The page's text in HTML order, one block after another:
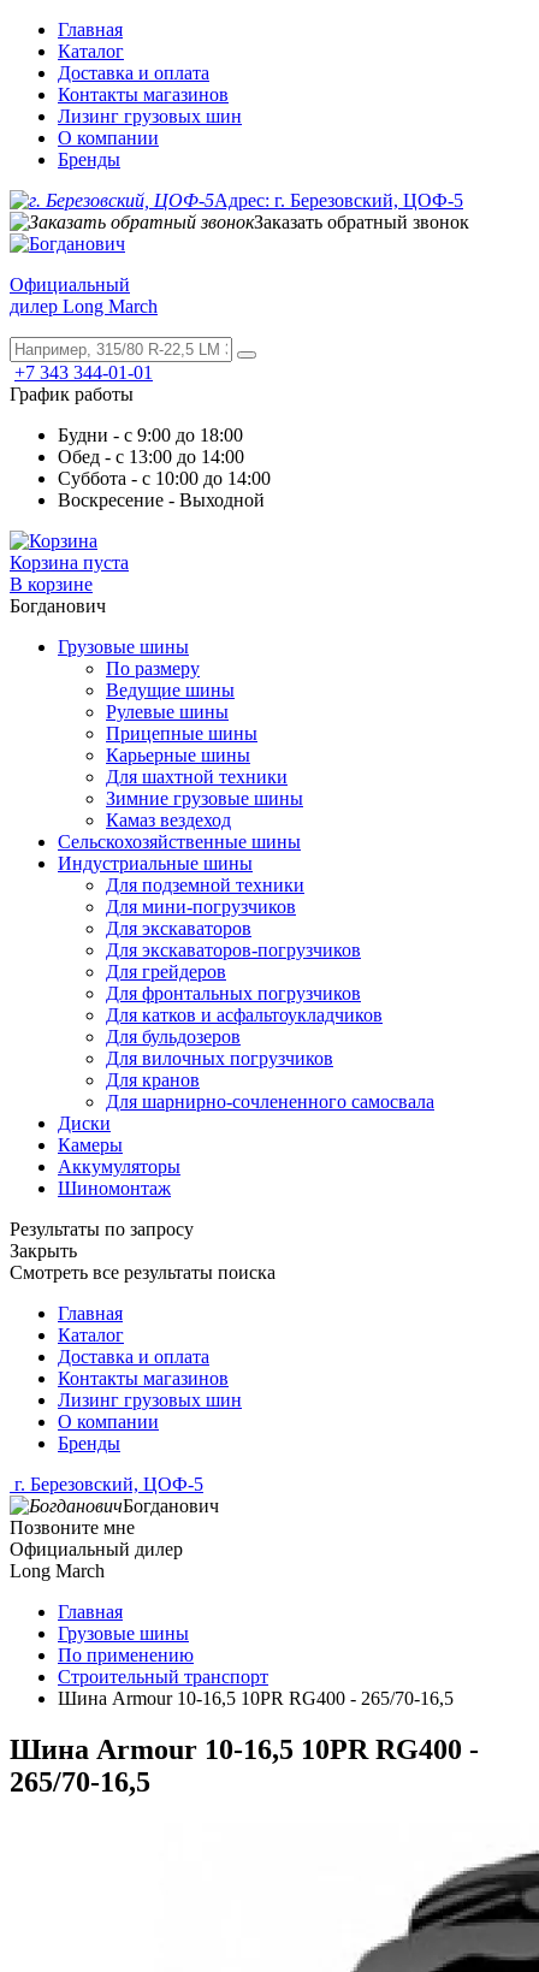
Главная
Каталог
Доставка и оплата
Контакты магазинов
Лизинг грузовых шин
О компании
Бренды
Адрес: г. Березовский, ЦОФ-5
Заказать обратный звонок
Официальный
дилер Long March
+7 343 344-01-01
График работы
Будни - с 9:00 до 18:00
Обед - с 13:00 до 14:00
Суббота - с 10:00 до 14:00
Воскресение - Выходной
Корзина пуста
В корзине
Богданович
Грузовые шины
По размеру
Ведущие шины
Рулевые шины
Прицепные шины
Карьерные шины
Для шахтной техники
Зимние грузовые шины
Камаз вездеход
Сельскохозяйственные шины
Индустриальные шины
Для подземной техники
Для мини-погрузчиков
Для экскаваторов
Для экскаваторов-погрузчиков
Для грейдеров
Для фронтальных погрузчиков
Для катков и асфальтоукладчиков
Для бульдозеров
Для вилочных погрузчиков
Для кранов
Для шарнирно-сочлененного самосвала
Диски
Камеры
Аккумуляторы
Шиномонтаж
Результаты по запросу
Закрыть
Смотреть все результаты поиска
Главная
Каталог
Доставка и оплата
Контакты магазинов
Лизинг грузовых шин
О компании
Бренды
г. Березовский, ЦОФ-5
Богданович
Позвоните мне
Официальный дилер
Long March
Главная
Грузовые шины
По применению
Строительный транспорт
Шина Armour 10-16,5 10PR RG400 - 265/70-16,5
Шина Armour 10-16,5 10PR RG400 -
265/70-16,5